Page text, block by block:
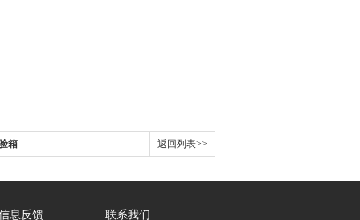
箱 返回列表>>
息反馈 联系我们